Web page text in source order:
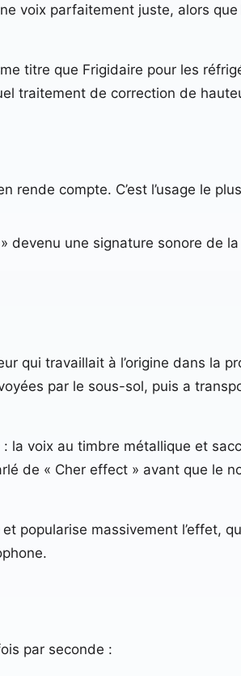
voix parfaitement juste, alors
titre que Frigidaire pour les
traitement de correction de
rende compte. C’est l’usage le
devenu une signature sonore de
qui travaillait à l’origine dans la
par le sous-sol, puis a
: la voix au timbre métallique et
de « Cher effect » avant que le
popularise massivement l’effet,
par seconde :